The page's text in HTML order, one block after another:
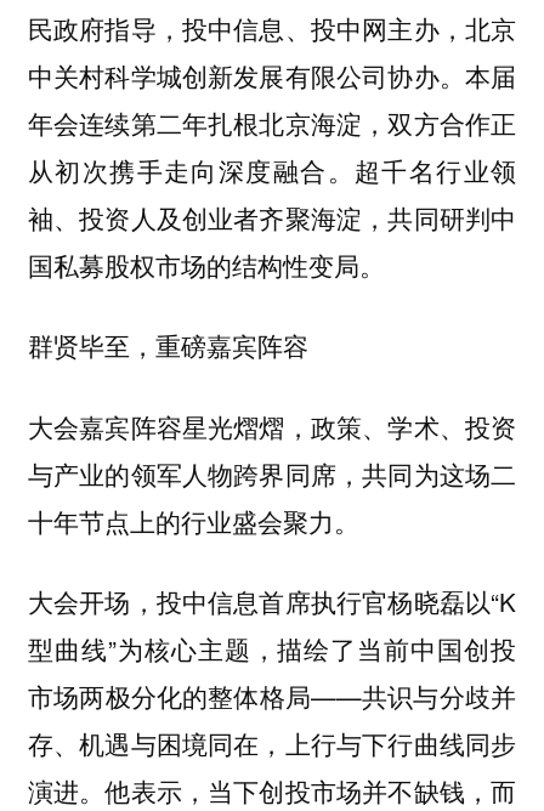
民政府指导，投中信息、投中网主办，北京
中关村科学城创新发展有限公司协办。本届
年会连续第二年扎根北京海淀，双方合作正
从初次携手走向深度融合。超千名行业领
袖、投资人及创业者齐聚海淀，共同研判中
国私募股权市场的结构性变局。
群贤毕至，重磅嘉宾阵容
大会嘉宾阵容星光熠熠，政策、学术、投资
与产业的领军人物跨界同席，共同为这场二
十年节点上的行业盛会聚力。
大会开场，投中信息首席执行官杨晓磊以“K
型曲线”为核心主题，描绘了当前中国创投
市场两极分化的整体格局——共识与分歧并
存、机遇与困境同在，上行与下行曲线同步
演进。他表示，当下创投市场并不缺钱，而